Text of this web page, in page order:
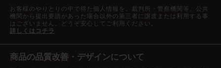
お客様のやりとりの中で得た個人情報を、裁判所・警察機関等、公共
機関から提出要請があった場合以外の第三者に譲渡または利用する事
はございません。どうぞ安心してご利用ください。
詳しくはコチラ
商品の品質改善・デザインについて